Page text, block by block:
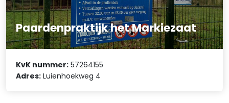
Paardenpraktijk het Markiezaat
KvK nummer: 57264155
Adres: Luienhoekweg 4